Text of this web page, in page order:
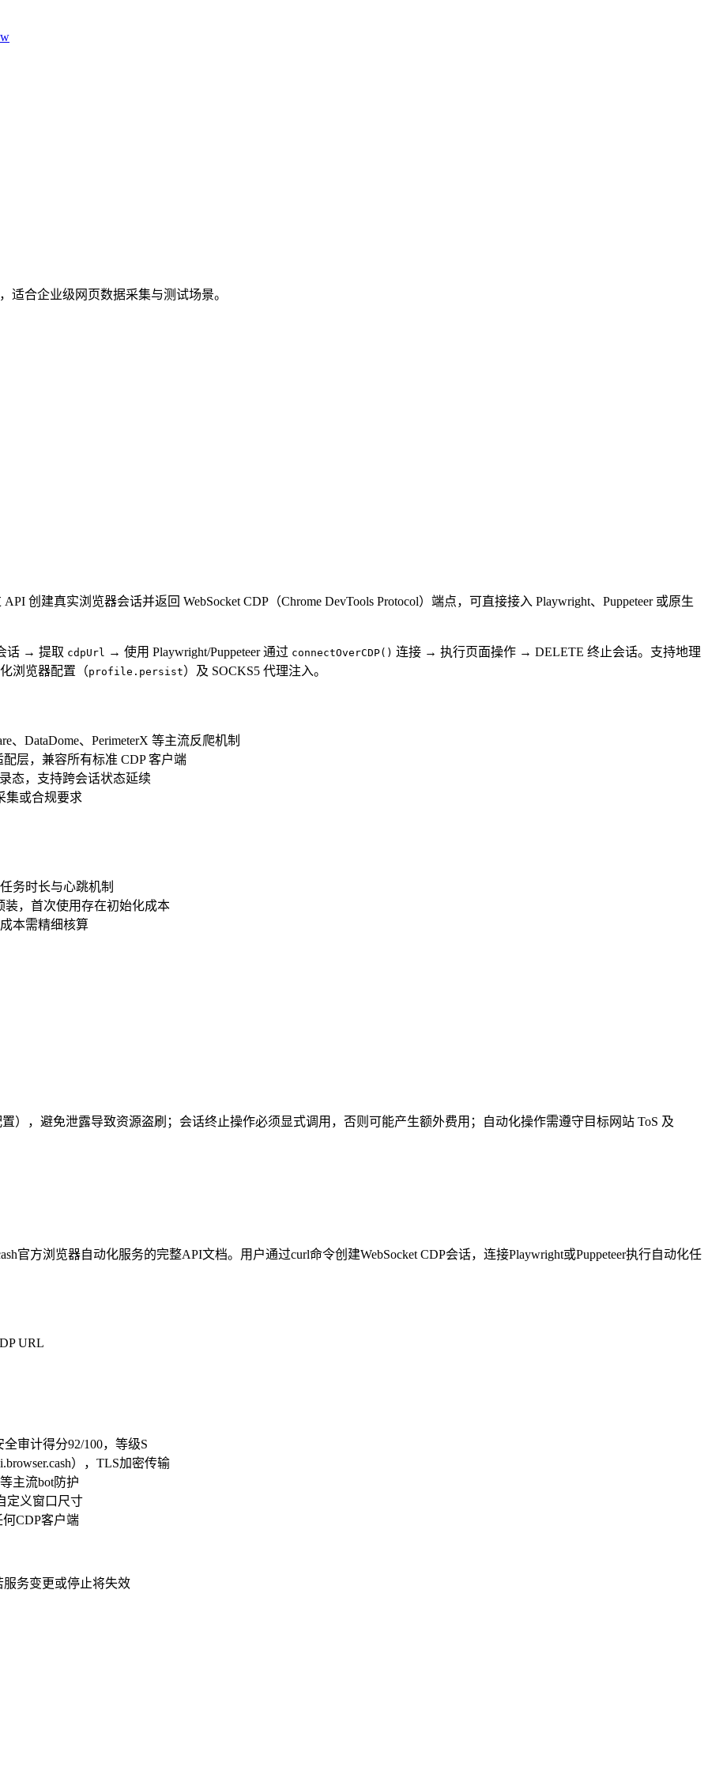
适合企业级网页数据采集与测试场景。
创建真实浏览器会话并返回 WebSocket CDP（Chrome DevTools Protocol）端点，可直接接入 Playwright、Puppeteer 或原生
话 → 提取 cdpUrl → 使用 Playwright/Puppeteer 通过 connectOverCDP() 连接 → 执行页面操作 → DELETE 终止会话。支持地理
浏览器配置（profile.persist）及 SOCKS5 代理注入。
DataDome、PerimeterX 等主流反爬机制
配层，兼容所有标准 CDP 客户端
态，支持跨会话状态延续
集或合规要求
务时长与心跳机制
装，首次使用存在初始化成本
本需精细核算
），避免泄露导致资源盗刷；会话终止操作必须显式调用，否则可能产生额外费用；自动化操作需遵守目标网站 ToS 及
官方浏览器自动化服务的完整API文档。用户通过curl命令创建WebSocket CDP会话，连接Playwright或Puppeteer执行自动化任
URL
审计得分92/100，等级S
），TLS加密传输
主流bot防护
定义窗口尺寸
何CDP客户端
服务变更或停止将失效